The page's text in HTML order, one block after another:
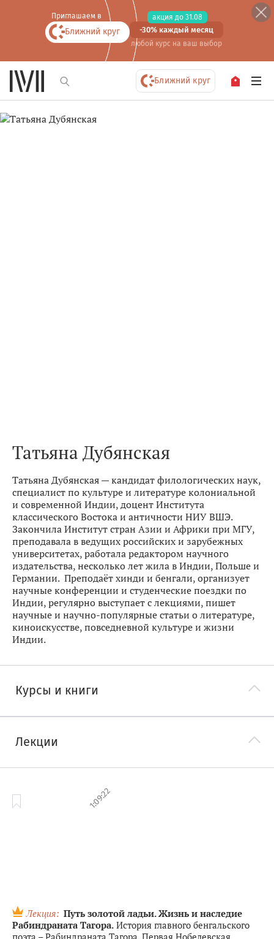
Приглашаем в
Ближний круг
акция до 31.08
-30% каждый месяц
любой курс на ваш выбор
Ближний круг
Татьяна Дубянская
Татьяна Дубянская — кандидат филологических наук,
специалист по культуре и литературе колониальной
и современной Индии, доцент Института
классического Востока и античности НИУ ВШЭ.
Закончила Институт стран Азии и Африки при МГУ,
преподавала в ведущих российских и зарубежных
университетах, работала редактором научного
издательства, несколько лет жила в Индии, Польше и
Германии. Преподаёт хинди и бенгали, организует
научные конференции и студенческие поездки по
Индии, регулярно выступает с лекциями, пишет
научные и научно-популярные статьи о литературе,
киноискусстве, повседневной культуре и жизни
Индии.
Курсы и книги
Лекции
1:09:22
Лекция: Путь золотой ладьи. Жизнь и наследие
Рабиндраната Тагора. История главного бенгальского
поэта – Рабиндраната Тагора. Первая Нобелевская